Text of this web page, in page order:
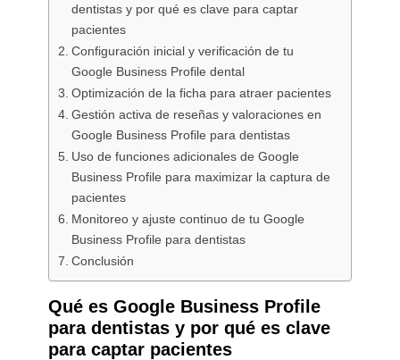
dentistas y por qué es clave para captar
pacientes
Configuración inicial y verificación de tu
Google Business Profile dental
Optimización de la ficha para atraer pacientes
Gestión activa de reseñas y valoraciones en
Google Business Profile para dentistas
Uso de funciones adicionales de Google
Business Profile para maximizar la captura de
pacientes
Monitoreo y ajuste continuo de tu Google
Business Profile para dentistas
Conclusión
Qué es Google Business Profile
para dentistas y por qué es clave
para captar pacientes